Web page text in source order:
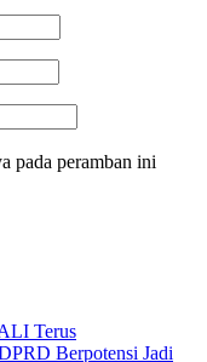
pada peramban ini
Terus
Berpotensi Jadi